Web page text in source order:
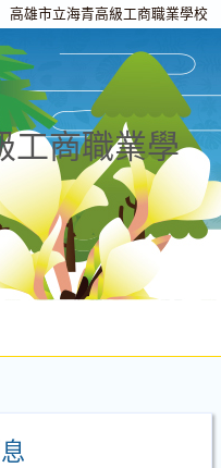
高雄市立海青高級工商職業學校
工商職業學